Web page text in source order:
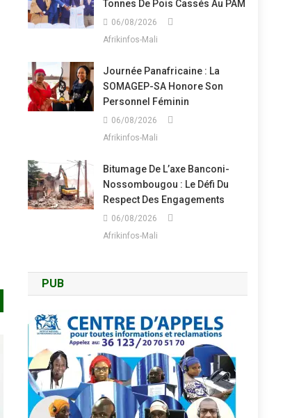
Tonnes De Pois Cassés Au PAM
06/08/2026
Afrikinfos-Mali
Journée Panafricaine : La
SOMAGEP-SA Honore Son
Personnel Féminin
06/08/2026
Afrikinfos-Mali
Bitumage De L’axe Banconi-
Nossombougou : Le Défi Du
Respect Des Engagements
06/08/2026
Afrikinfos-Mali
PUB